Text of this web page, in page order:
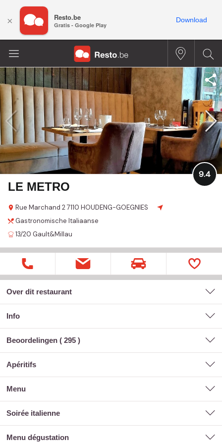
LE METRO
Rue Marchand 27110 HOUDENG-GOEGNIES
9.4
Gastronomische Italiaanse
13/20 Gault&Millau
Over dit restaurant
Info
Beoordelingen ( 295 )
apéritifs
menu
soirée italienne
menu dégustation
× Resto.be
Gratis - Google Play
Download